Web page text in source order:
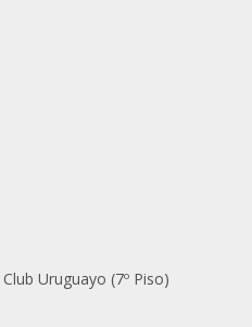
Uruguayo (7º Piso)